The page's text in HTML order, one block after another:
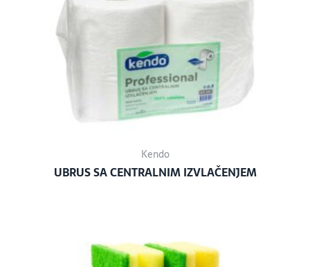
Kendo
UBRUS SA CENTRALNIM IZVLAČENJEM